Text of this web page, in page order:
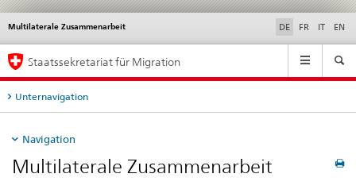
Multilaterale Zusammenarbeit DE FR IT EN
Service
Hauptnavigation
Staatssekretariat für Migration
Unternavigation
Navigation
Multilaterale Zusammenarbeit